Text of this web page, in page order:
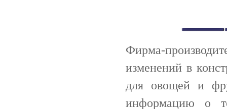
Фирма-
изменений в
для овощей и
информацию о